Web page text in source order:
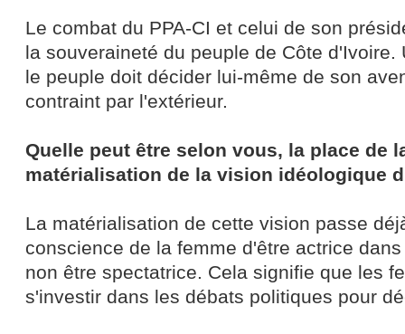
Le combat du PPA-CI et celui de son
la souveraineté du peuple de Côte d'Ivoire.
le peuple doit décider lui-même de son
contraint par l'extérieur.
Quelle peut être selon vous, la place de
matérialisation de la vision idéologique
La matérialisation de cette vision passe
conscience de la femme d'être actrice
non être spectatrice. Cela signifie que les
s'investir dans les débats politiques pour